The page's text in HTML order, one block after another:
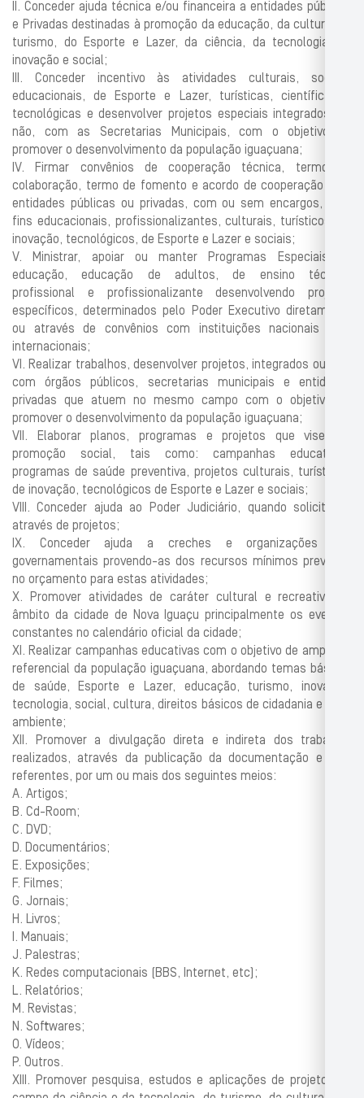
II. Conceder ajuda técnica e/ou financeira a entidades públicas
e Privadas destinadas à promoção da educação, da cultura, do
turismo, do Esporte e Lazer, da ciência, da tecnologia, da
inovação e social;
III. Conceder incentivo às atividades culturais, sociais,
educacionais, de Esporte e Lazer, turísticas, científicas e
tecnológicas e desenvolver projetos especiais integrados, ou
não, com as Secretarias Municipais, com o objetivo de
promover o desenvolvimento da população iguaçuana;
IV. Firmar convênios de cooperação técnica, termo de
colaboração, termo de fomento e acordo de cooperação com
entidades públicas ou privadas, com ou sem encargos, para
fins educacionais, profissionalizantes, culturais, turísticos, de
inovação, tecnológicos, de Esporte e Lazer e sociais;
V. Ministrar, apoiar ou manter Programas Especiais de
educação, educação de adultos, de ensino técnico,
profissional e profissionalizante desenvolvendo projetos
específicos, determinados pelo Poder Executivo diretamente
ou através de convênios com instituições nacionais e/ou
internacionais;
VI. Realizar trabalhos, desenvolver projetos, integrados ou não,
com órgãos públicos, secretarias municipais e entidades
privadas que atuem no mesmo campo com o objetivo de
promover o desenvolvimento da população iguaçuana;
VII. Elaborar planos, programas e projetos que visem à
promoção social, tais como: campanhas educativas,
programas de saúde preventiva, projetos culturais, turísticos,
de inovação, tecnológicos de Esporte e Lazer e sociais;
VIII. Conceder ajuda ao Poder Judiciário, quando solicitados
através de projetos;
IX. Conceder ajuda a creches e organizações não
governamentais provendo-as dos recursos mínimos previstos
no orçamento para estas atividades;
X. Promover atividades de caráter cultural e recreativo no
âmbito da cidade de Nova Iguaçu principalmente os eventos
constantes no calendário oficial da cidade;
XI. Realizar campanhas educativas com o objetivo de ampliar o
referencial da população iguaçuana, abordando temas básicos
de saúde, Esporte e Lazer, educação, turismo, inovação,
tecnologia, social, cultura, direitos básicos de cidadania e meio
ambiente;
XII. Promover a divulgação direta e indireta dos trabalhos
realizados, através da publicação da documentação e eles
referentes, por um ou mais dos seguintes meios:
A. Artigos;
B. Cd-Room;
C. DVD;
D. Documentários;
E. Exposições;
F. Filmes;
G. Jornais;
H. Livros;
I. Manuais;
J. Palestras;
K. Redes computacionais (BBS, Internet, etc);
L. Relatórios;
M. Revistas;
N. Softwares;
O. Vídeos;
P. Outros.
XIII. Promover pesquisa, estudos e aplicações de projetos no